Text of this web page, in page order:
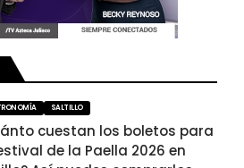
SALTILLO
cuestan los boletos para
de la Paella 2026 en